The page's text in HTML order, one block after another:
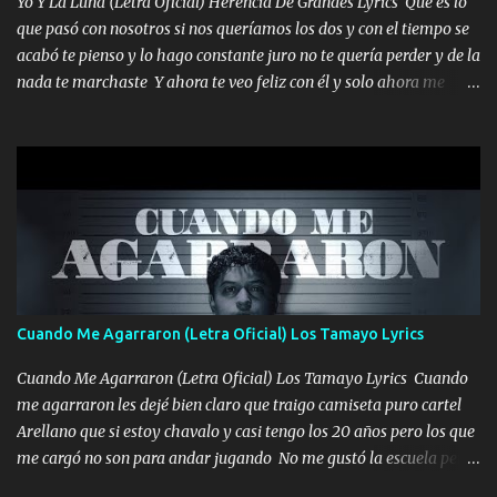
seguiré esperando hasta volvernos a vernos El recuerdo que yo
tengo de mi mente no se va, en mi corazón me llevo lo mismo que
tu papá, a veces me pongo triste porque no puedo mirarte, mas se
que tu me escuchas porque tu eres mi gran ángel, El desespero me
que pasó con nosotros si nos queríamos los dos y con el tiempo se
acabó te pienso y lo hago constante juro no te quería perder y de la
nada te marchaste Y ahora te veo feliz con él y solo ahora me
pero eso ya no va a pasar me perderé en la soledad Porque me
mirabas bonito si yo no fui el final feliz el final fue triste pa mí Y
duele no tenerte aquí sabiendo que moría por ti yo y la luna
cantamos y por ti nos embriagamos Quién sabe qué será de mí si
contigo fui muy feliz a lo mejor no lloró pero muy en el fondo te
adoro
Cuando Me Agarraron (Letra Oficial) Los Tamayo Lyrics
Cuando Me Agarraron (Letra Oficial) Los Tamayo Lyrics Cuando
me agarraron les dejé bien claro que traigo camiseta puro cartel
Arellano que si estoy chavalo y casi tengo los 20 años pero los que
me cargó no son para andar jugando No me gustó la escuela pero